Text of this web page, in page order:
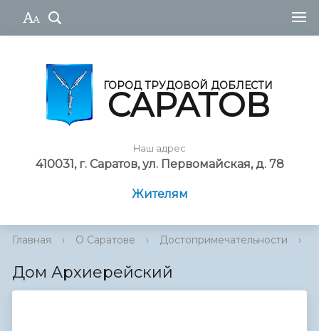
ГОРОД ТРУДОВОЙ ДОБЛЕСТИ
САРАТОВ
Наш адрес
410031, г. Саратов, ул. Первомайская, д. 78
Жителям
Главная › О Саратове › Достопримечательности ›
Дом Архиерейский